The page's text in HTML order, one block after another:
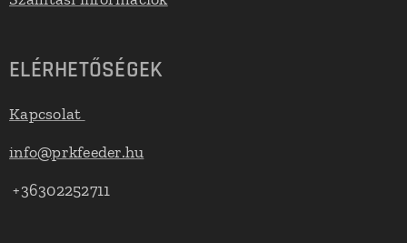
ELÉRHETŐSÉGEK
Kapcsolat
info@prkfeeder.hu
+36302252711